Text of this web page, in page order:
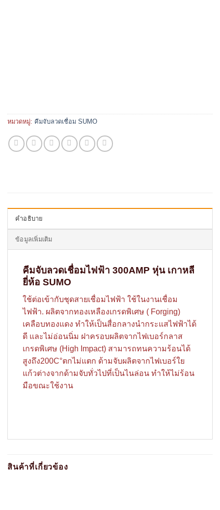
หมวดหมู่: คีมจับลวดเชื่อม SUMO
คำอธิบาย
ข้อมูลเพิ่มเติม
คีมจับลวดเชื่อมไฟฟ้า 300AMP หุ่น เกาหลี
ยี่ห้อ SUMO
ใช้ต่อเข้ากับชุดสายเชื่อมไฟฟ้า ใช้ในงานเชื่อม
ไฟฟ้า. ผลิตจากทองเหลืองเกรดพิเศษ ( Forging)
เคลือบทองแดง ทำให้เป็นสื่อกลางนำกระแสไฟฟ้าได้
ดี และไม่อ่อนนิ่ม ฝาครอบผลิตจากไฟเบอร์กลาส
เกรดพิเศษ (High Impact) สามารถทนความร้อนได้
สูงถึง200C°ตกไม่แตก ด้ามจับผลิตจากไฟเบอร์ใย
แก้วต่างจากด้ามจับทั่วไปที่เป็นไนล่อน ทำให้ไม่ร้อน
มือขณะใช้งาน
สินค้าที่เกี่ยวข้อง